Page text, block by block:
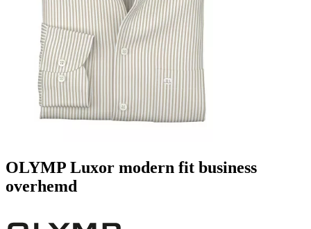
OLYMP Luxor modern fit business
overhemd